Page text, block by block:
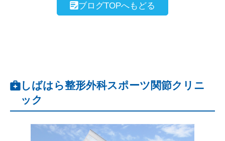
ブログTOPへもどる
しばはら整形外科スポーツ関節クリニ
ック